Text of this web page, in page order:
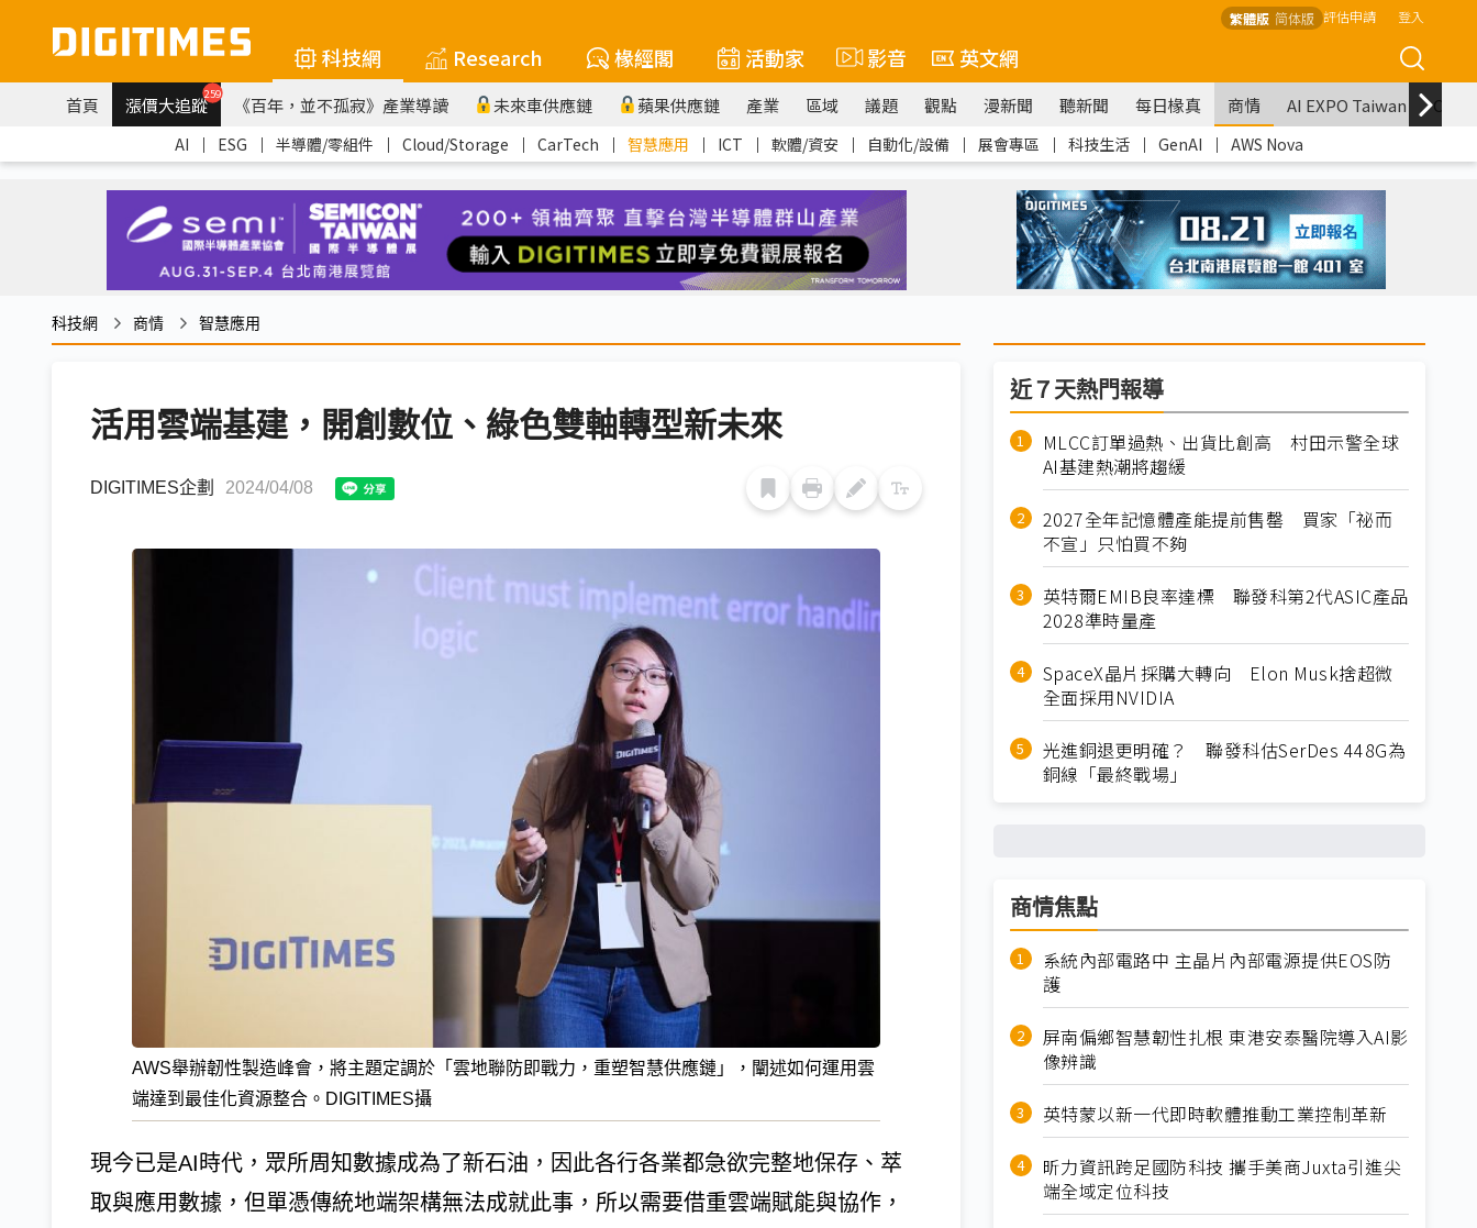
繁體版 简体版 評估申請 登入
科技網 Research 椽經閣 活動家 影音 英文網
首頁 漲價大追蹤259 《百年，並不孤寂》產業導讀 未來車供應鏈 蘋果供應鏈 產業 區域 議題 觀點 漫新聞 聽新聞 每日椽真 商情 AI EXPO Taiwan
AI ｜ ESG ｜ 半導體/零組件 ｜ Cloud/Storage ｜ CarTech ｜ 智慧應用 ｜ ICT ｜ 軟體/資安 ｜ 自動化/設備 ｜ 展會專區 ｜ 科技生活 ｜ GenAI ｜ AWS Nova
科技網 商情 智慧應用
活用雲端基建，開創數位、綠色雙軸轉型新未來
DIGITIMES企劃 2024/04/08
AWS舉辦韌性製造峰會，將主題定調於「雲地聯防即戰力，重塑智慧供應鏈」，闡述如何運用雲
端達到最佳化資源整合。DIGITIMES攝
現今已是AI時代，眾所周知數據成為了新石油，因此各行各業都急欲完整地保存、萃
取與應用數據，但單憑傳統地端架構無法成就此事，所以需要借重雲端賦能與協作，
近７天熱門報導
MLCC訂單過熱、出貨比創高 村田示警全球
AI基建熱潮將趨緩
2027全年記憶體產能提前售罄 買家「祕而
不宣」只怕買不夠
英特爾EMIB良率達標 聯發科第2代ASIC產品
2028準時量產
SpaceX晶片採購大轉向 Elon Musk捨超微
全面採用NVIDIA
光進銅退更明確？ 聯發科估SerDes 448G為
銅線「最終戰場」
商情焦點
系統內部電路中 主晶片內部電源提供EOS防
護
屏南偏鄉智慧韌性扎根 東港安泰醫院導入AI影
像辨識
英特蒙以新一代即時軟體推動工業控制革新
昕力資訊跨足國防科技 攜手美商Juxta引進尖
端全域定位科技